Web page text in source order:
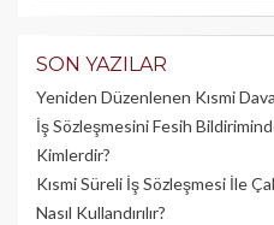
SON YAZILAR
Yeniden Düzenlenen Kısmi
İş Sözleşmesini Fesih
Kimlerdir?
Kısmi Süreli İş Sözleşmesi İle
Nasıl Kullandırılır?